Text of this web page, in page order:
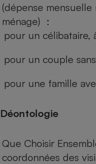
(dépense
ménage) :
pour un célibataire,
pour un couple
pour une famille
Déontologie
Que Choisir
coordonnées des